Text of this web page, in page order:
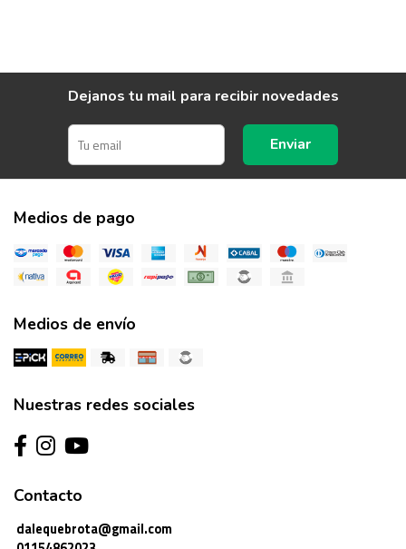
Dejanos tu mail para recibir novedades
Enviar
Medios de pago
Medios de envío
Nuestras redes sociales
Contacto
dalequebrota@gmail.com